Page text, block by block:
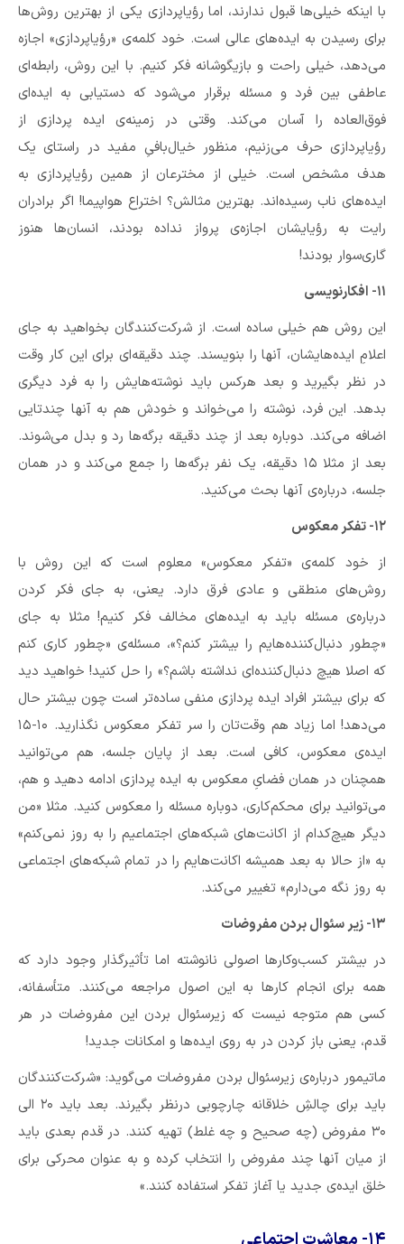
با اینکه خیلی‌ها قبول ندارند،‌ اما رؤیاپردازی یکی از بهترین روش‌ها
برای رسیدن به ایده‌های عالی است. خود کلمه‌ی «رؤیاپردازی» اجازه
می‌دهد، خیلی راحت و بازیگوشانه فکر کنیم. با این روش، رابطه‌ای
عاطفی بین فرد و مسئله برقرار می‌شود که دستیابی به ایده‌ای
فوق‌العاده را آسان می‌کند. وقتی در زمینه‌ی ایده پردازی از
رؤیاپردازی حرف می‌زنیم، منظور خیال‌بافیِ مفید در راستای یک
هدف مشخص است. خیلی از مخترعان از همین رؤیاپردازی به
ایده‌های ناب رسیده‌اند. بهترین مثالش؟ اختراع هواپیما! اگر برادران
رایت به رؤیایشان اجازه‌ی پرواز نداده بودند،‌ انسان‌ها هنوز
گاری‌سوار بودند!
۱۱- افکارنویسی
این روش هم خیلی ساده است. از شرکت‌کنندگان بخواهید به جای
اعلامِ ایده‌هایشان، آنها را بنویسند. چند دقیقه‌ای برای این کار وقت
در نظر بگیرید و بعد هرکس باید نوشته‌هایش را به فرد دیگری
بدهد. این فرد، نوشته را می‌‌خواند و خودش هم به آنها چندتایی
اضافه می‌کند. دوباره بعد از چند دقیقه برگه‌ها رد و بدل می‌شوند.
بعد از مثلا ۱۵ دقیقه‌، یک نفر برگه‌ها را جمع می‌کند و در همان
جلسه، درباره‌ی آنها بحث می‌کنید.
۱۲- تفکر معکوس
از خود کلمه‌ی «تفکر معکوس» معلوم است که این روش با
روش‌های منطقی و عادی فرق دارد. یعنی، به جای فکر کردن
درباره‌ی مسئله باید به ایده‌های مخالف فکر کنیم! مثلا به جای
«چطور دنبال‌کننده‌هایم را بیشتر کنم؟»،‌ مسئله‌ی «چطور کاری کنم
که اصلا هیچ دنبال‌کننده‌ای نداشته باشم؟»‌ را حل کنید! خواهید دید
که برای بیشتر افراد ایده پردازی منفی ساده‌تر است چون بیشتر حال
می‌دهد! اما زیاد هم وقت‌تان را سر تفکر معکوس نگذارید. ۱۰-۱۵
ایده‌ی معکوس، کافی است. بعد از پایان جلسه، هم می‌توانید
همچنان در همان فضایِ معکوس به ایده پردازی ادامه دهید و هم،
می‌توانید برای محکم‌کاری، دوباره مسئله را معکوس کنید. مثلا «من
دیگر هیچ‌کدام از اکانت‌های شبکه‌های اجتماعیم را به روز نمی‌کنم»
به «از حالا به بعد همیشه اکانت‌هایم را در تمام شبکه‌های اجتماعی
به روز نگه می‌دارم» تغییر می‌کند.
۱۳- زیر سئوال بردن مفروضات
در بیشتر کسب‌وکارها اصولی نانوشته اما تأثیرگذار وجود دارد که
همه برای انجام کارها به این اصول مراجعه می‌کنند. متأسفانه،
کسی هم متوجه نیست که زیرسئوال بردن این مفروضات در هر
قدم، یعنی باز کردن در به روی ایده‌ها و امکانات جدید!
ماتیمور درباره‌ی زیرسئوال بردن مفروضات می‌گوید: «شرکت‌کنندگان
باید برای چالشِ خلاقانه چارچوبی درنظر بگیرند. بعد باید ۲۰ الی
۳۰ مفروض (چه صحیح و چه غلط) تهیه کنند. در قدم بعدی باید
از میان آنها چند مفروض را انتخاب کرده و به عنوان محرکی برای
خلق ایده‌ی جدید یا آغاز تفکر استفاده کنند.»